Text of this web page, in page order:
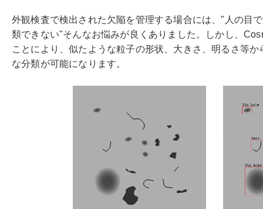
外観検査で検出された欠陥を管理する場合には、"人の目
類できない"そんなお悩みが良くありました。しかし、
ことにより、似たような粒子の形状、大きさ、明るさ等
な分類が可能になります。